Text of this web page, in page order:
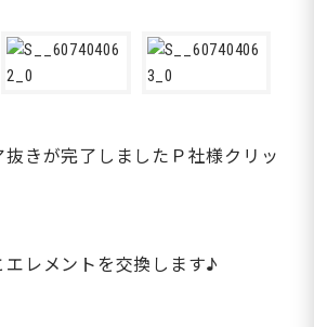
抜きが完了しましたＰ社様クリッ
エレメントを交換します♪